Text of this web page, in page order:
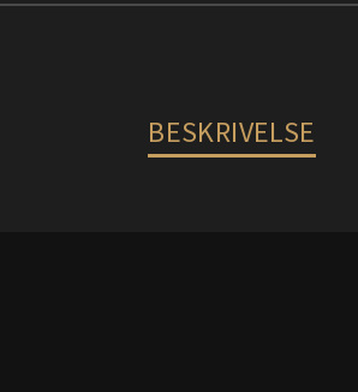
BESKRIVELSE